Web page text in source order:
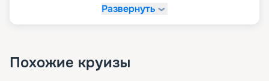
Развернуть
Похожие круизы